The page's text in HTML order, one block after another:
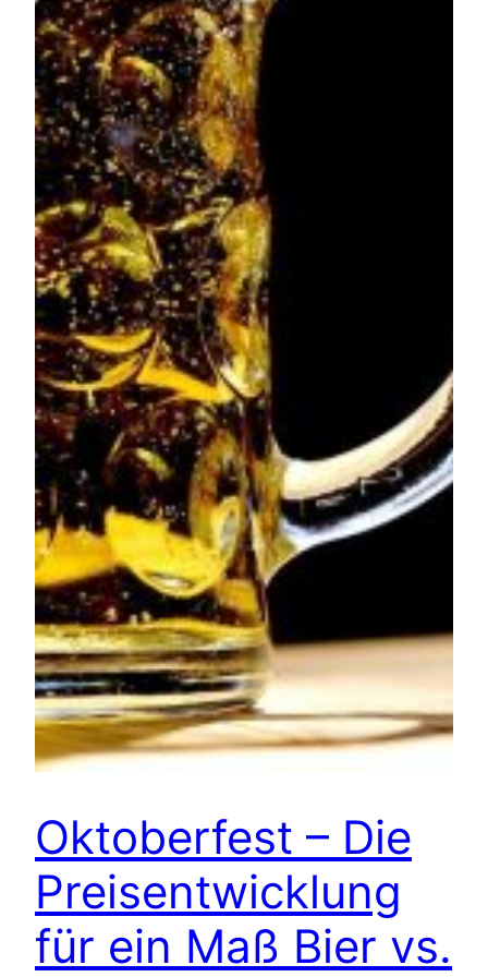
Oktoberfest – Die
Preisentwicklung
für ein Maß Bier vs.